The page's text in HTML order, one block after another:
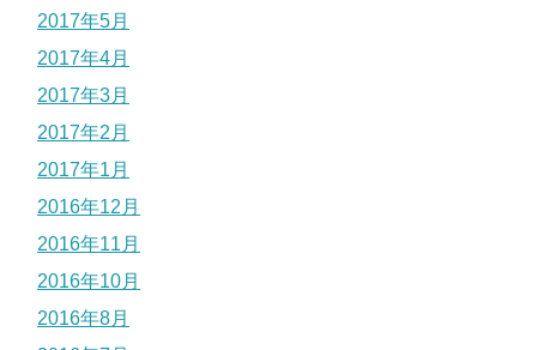
2017年5月
2017年4月
2017年3月
2017年2月
2017年1月
2016年12月
2016年11月
2016年10月
2016年8月